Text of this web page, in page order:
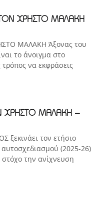
ΧΡΗΣΤΟ ΜΑΛΑΚΗ
ΜΑΛΑΚΗ Άξονας του
το άνοιγμα στο
τρόπος να εκφράσεις
ΧΡΗΣΤΟ ΜΑΛΑΚΗ –
ξεκινάει τον ετήσιο
(2025-26)
στόχο την ανίχνευση